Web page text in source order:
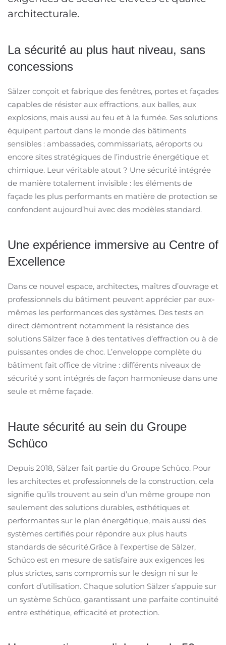
architecturale.
La sécurité au plus haut niveau, sans
concessions
Sälzer conçoit et fabrique des fenêtres, portes et façades
capables de résister aux effractions, aux balles, aux
explosions, mais aussi au feu et à la fumée. Ses solutions
équipent partout dans le monde des bâtiments
sensibles : ambassades, commissariats, aéroports ou
encore sites stratégiques de l’industrie énergétique et
chimique. Leur véritable atout ? Une sécurité intégrée
de manière totalement invisible : les éléments de
façade les plus performants en matière de protection se
confondent aujourd’hui avec des modèles standard.
Une expérience immersive au Centre of
Excellence
Dans ce nouvel espace, architectes, maîtres d’ouvrage et
professionnels du bâtiment peuvent apprécier par eux-
mêmes les performances des systèmes. Des tests en
direct démontrent notamment la résistance des
solutions Sälzer face à des tentatives d’effraction ou à de
puissantes ondes de choc. L’enveloppe complète du
bâtiment fait office de vitrine : différents niveaux de
sécurité y sont intégrés de façon harmonieuse dans une
seule et même façade.
Haute sécurité au sein du Groupe
Schüco
Depuis 2018, Sälzer fait partie du Groupe Schüco. Pour
les architectes et professionnels de la construction, cela
signifie qu’ils trouvent au sein d’un même groupe non
seulement des solutions durables, esthétiques et
performantes sur le plan énergétique, mais aussi des
systèmes certifiés pour répondre aux plus hauts
standards de sécurité.Grâce à l’expertise de Sälzer,
Schüco est en mesure de satisfaire aux exigences les
plus strictes, sans compromis sur le design ni sur le
confort d’utilisation. Chaque solution Sälzer s’appuie sur
un système Schüco, garantissant une parfaite continuité
entre esthétique, efficacité et protection.